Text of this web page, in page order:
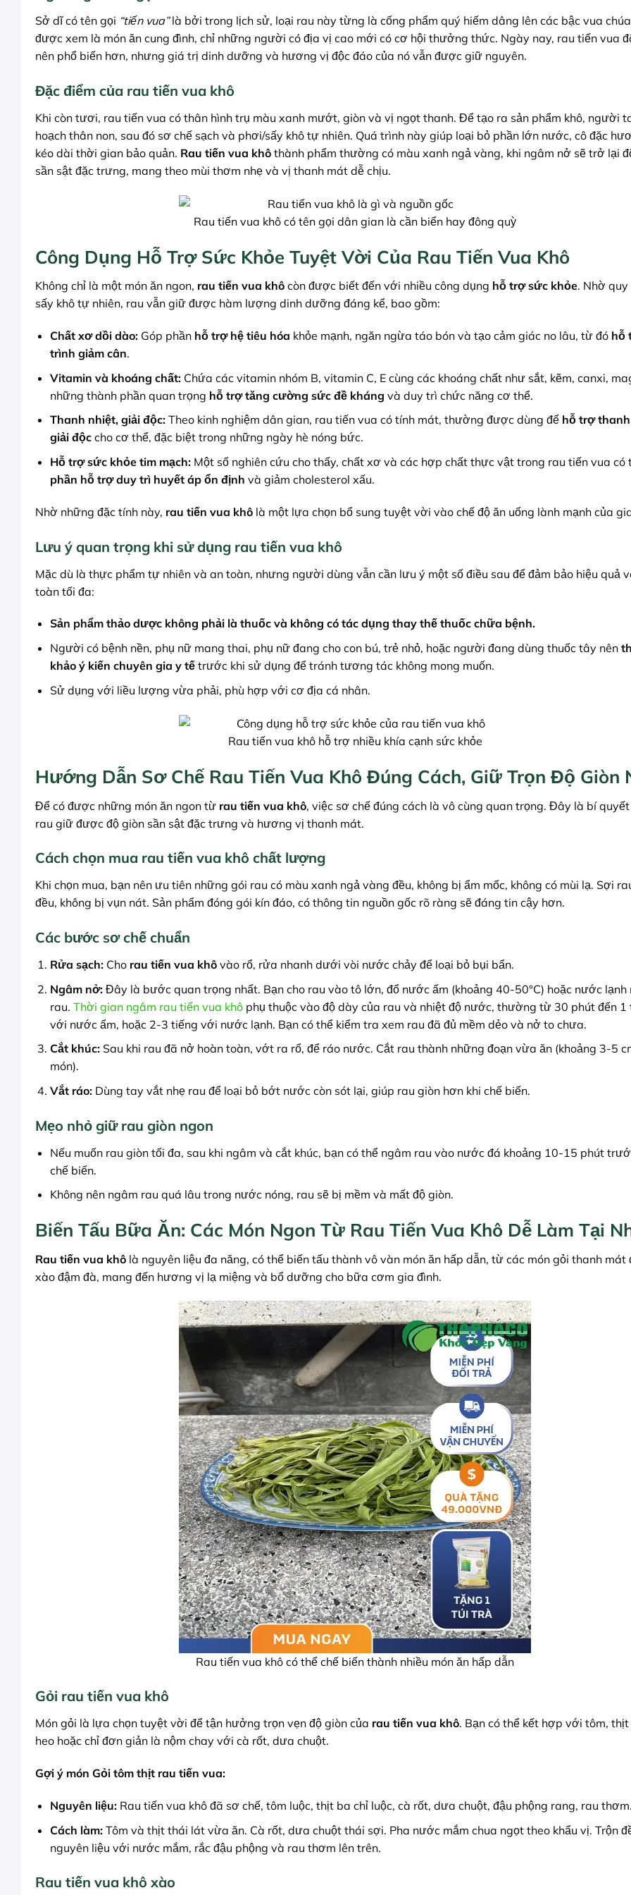
Sở dĩ có tên gọi “tiến vua”là bởi trong lịch sử, loại rau này từng là cống phẩm quý hiếm dâng lên các bậc vua
được xem là món ăn cung đình, chỉ những người có địa vị cao mới có cơ hội thưởng thức. Ngày nay, rau tiến vua
nên phổ biến hơn, nhưng giá trị dinh dưỡng và hương vị độc đáo của nó vẫn được giữ nguyên.
Đặc điểm của rau tiến vua khô
Khi còn tươi, rau tiến vua có thân hình trụ màu xanh mướt, giòn và vị ngọt thanh. Để tạo ra sản phẩm khô, người
hoạch thân non, sau đó sơ chế sạch và phơi/sấy khô tự nhiên. Quá trình này giúp loại bỏ phần lớn nước, cô đặc
kéo dài thời gian bảo quản. Rau tiến vua khô thành phẩm thường có màu xanh ngả vàng, khi ngâm nở sẽ trở lại
sần sật đặc trưng, mang theo mùi thơm nhẹ và vị thanh mát dễ chịu.
Rau tiến vua khô có tên gọi dân gian là cần biển hay đông quỳ
Công Dụng Hỗ Trợ Sức Khỏe Tuyệt Vời Của Rau Tiến Vua Khô
Không chỉ là một món ăn ngon, rau tiến vua khô còn được biết đến với nhiều công dụng hỗ trợ sức khỏe. Nhờ
sấy khô tự nhiên, rau vẫn giữ được hàm lượng dinh dưỡng đáng kể, bao gồm:
Chất xơ dồi dào:Góp phần hỗ trợ hệ tiêu hóa khỏe mạnh, ngăn ngừa táo bón và tạo cảm giác no lâu, từ đó hỗ
trình giảm cân.
Vitamin và khoáng chất:Chứa các vitamin nhóm B, vitamin C, E cùng các khoáng chất như sắt, kẽm, canxi,
những thành phần quan trọng hỗ trợ tăng cường sức đề kháng và duy trì chức năng cơ thể.
Thanh nhiệt, giải độc:Theo kinh nghiệm dân gian, rau tiến vua có tính mát, thường được dùng để hỗ trợ
giải độccho cơ thể, đặc biệt trong những ngày hè nóng bức.
Hỗ trợ sức khỏe tim mạch:Một số nghiên cứu cho thấy, chất xơ và các hợp chất thực vật trong rau tiến vua có
phần hỗ trợ duy trì huyết áp ổn định và giảm cholesterol xấu.
Nhờ những đặc tính này, rau tiến vua khô là một lựa chọn bổ sung tuyệt vời vào chế độ ăn uống lành mạnh của
Lưu ý quan trọng khi sử dụng rau tiến vua khô
Mặc dù là thực phẩm tự nhiên và an toàn, nhưng người dùng vẫn cần lưu ý một số điều sau để đảm bảo hiệu quả
toàn tối đa:
Sản phẩm thảo dược không phải là thuốc và không có tác dụng thay thế thuốc chữa bệnh.
Người có bệnh nền, phụ nữ mang thai, phụ nữ đang cho con bú, trẻ nhỏ, hoặc người đang dùng thuốc tây nên
khảo ý kiến chuyên gia y tếtrước khi sử dụng để tránh tương tác không mong muốn.
Sử dụng với liều lượng vừa phải, phù hợp với cơ địa cá nhân.
Rau tiến vua khô hỗ trợ nhiều khía cạnh sức khỏe
Hướng Dẫn Sơ Chế Rau Tiến Vua Khô Đúng Cách, Giữ Trọn Độ Giòn
Để có được những món ăn ngon từ rau tiến vua khô, việc sơ chế đúng cách là vô cùng quan trọng. Đây là bí
rau giữ được độ giòn sần sật đặc trưng và hương vị thanh mát.
Cách chọn mua rau tiến vua khô chất lượng
Khi chọn mua, bạn nên ưu tiên những gói rau có màu xanh ngả vàng đều, không bị ẩm mốc, không có mùi lạ. Sợi
đều, không bị vụn nát. Sản phẩm đóng gói kín đáo, có thông tin nguồn gốc rõ ràng sẽ đáng tin cậy hơn.
Các bước sơ chế chuẩn
Rửa sạch:Cho rau tiến vua khôvào rổ, rửa nhanh dưới vòi nước chảy để loại bỏ bụi bẩn.
Ngâm nở:Đây là bước quan trọng nhất. Bạn cho rau vào tô lớn, đổ nước ấm (khoảng 40-50°C) hoặc nước lạnh
rau. Thời gian ngâm rau tiến vua khôphụ thuộc vào độ dày của rau và nhiệt độ nước, thường từ 30 phút đến 1
với nước ấm, hoặc 2-3 tiếng với nước lạnh. Bạn có thể kiểm tra xem rau đã đủ mềm dẻo và nở to chưa.
Cắt khúc:Sau khi rau đã nở hoàn toàn, vớt ra rổ, để ráo nước. Cắt rau thành những đoạn vừa ăn (khoảng 3-5
món).
Vắt ráo:Dùng tay vắt nhẹ rau để loại bỏ bớt nước còn sót lại, giúp rau giòn hơn khi chế biến.
Mẹo nhỏ giữ rau giòn ngon
Nếu muốn rau giòn tối đa, sau khi ngâm và cắt khúc, bạn có thể ngâm rau vào nước đá khoảng 10-15 phút
chế biến.
Không nên ngâm rau quá lâu trong nước nóng, rau sẽ bị mềm và mất độ giòn.
Biến Tấu Bữa Ăn: Các Món Ngon Từ Rau Tiến Vua Khô Dễ Làm Tại
Rau tiến vua khô là nguyên liệu đa năng, có thể biến tấu thành vô vàn món ăn hấp dẫn, từ các món gỏi thanh mát
xào đậm đà, mang đến hương vị lạ miệng và bổ dưỡng cho bữa cơm gia đình.
Rau tiến vua khô có thể chế biến thành nhiều món ăn hấp dẫn
Gỏi rau tiến vua khô
Món gỏi là lựa chọn tuyệt vời để tận hưởng trọn vẹn độ giòn của rau tiến vua khô. Bạn có thể kết hợp với tôm,
heo hoặc chỉ đơn giản là nộm chay với cà rốt, dưa chuột.
Gợi ý món Gỏi tôm thịt rau tiến vua:
Nguyên liệu:Rau tiến vua khô đã sơ chế, tôm luộc, thịt ba chỉ luộc, cà rốt, dưa chuột, đậu phộng rang, rau
Cách làm:Tôm và thịt thái lát vừa ăn. Cà rốt, dưa chuột thái sợi. Pha nước mắm chua ngọt theo khẩu vị. Trộn
nguyên liệu với nước mắm, rắc đậu phộng và rau thơm lên trên.
Rau tiến vua khô xào